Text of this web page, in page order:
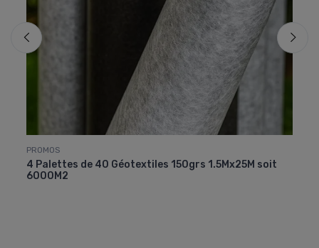
PROMOS
4 Palettes de 40 Géotextiles 150grs 1.5Mx25M soit
6000M2